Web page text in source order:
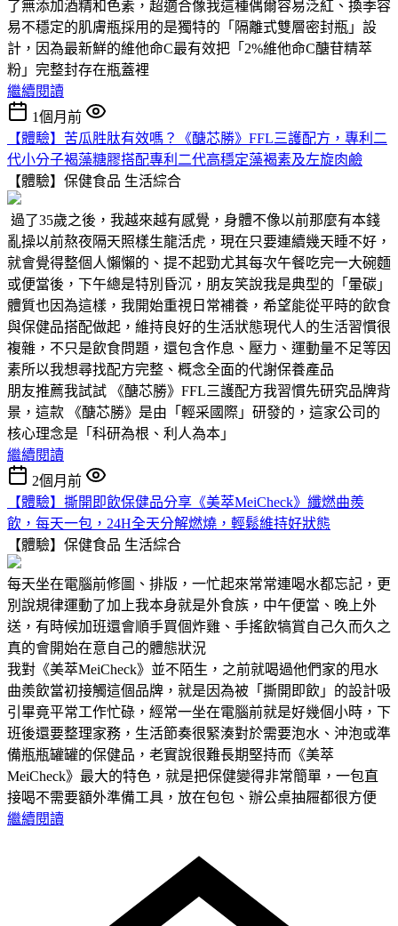
了無添加酒精和色素，超適合像我這種偶爾容易泛紅、換季容
易不穩定的肌膚瓶採用的是獨特的「隔離式雙層密封瓶」設
計，因為最新鮮的維他命C最有效把「2%維他命C醣苷精萃
粉」完整封存在瓶蓋裡
繼續閱讀
1個月前
【體驗】苦瓜胜肽有效嗎？《醣芯勝》FFL三護配方，專利二
代小分子褐藻糖膠搭配專利二代高穩定藻褐素及左旋肉鹼
【體驗】保健食品 生活綜合
過了35歲之後，我越來越有感覺，身體不像以前那麼有本錢
亂操以前熬夜隔天照樣生龍活虎，現在只要連續幾天睡不好，
就會覺得整個人懶懶的、提不起勁尤其每次午餐吃完一大碗麵
或便當後，下午總是特別昏沉，朋友笑說我是典型的「暈碳」
體質也因為這樣，我開始重視日常補養，希望能從平時的飲食
與保健品搭配做起，維持良好的生活狀態現代人的生活習慣很
複雜，不只是飲食問題，還包含作息、壓力、運動量不足等因
素所以我想尋找配方完整、概念全面的代謝保養產品
朋友推薦我試試 《醣芯勝》FFL三護配方我習慣先研究品牌背
景，這款 《醣芯勝》是由「輕采國際」研發的，這家公司的
核心理念是「科研為根、利人為本」
繼續閱讀
2個月前
【體驗】撕開即飲保健品分享《美萃MeiCheck》纖燃曲羨
飲，每天一包，24H全天分解燃燒，輕鬆維持好狀態
【體驗】保健食品 生活綜合
每天坐在電腦前修圖、排版，一忙起來常常連喝水都忘記，更
別說規律運動了加上我本身就是外食族，中午便當、晚上外
送，有時候加班還會順手買個炸雞、手搖飲犒賞自己久而久之
真的會開始在意自己的體態狀況
我對《美萃MeiCheck》並不陌生，之前就喝過他們家的甩水
曲羨飲當初接觸這個品牌，就是因為被「撕開即飲」的設計吸
引畢竟平常工作忙碌，經常一坐在電腦前就是好幾個小時，下
班後還要整理家務，生活節奏很緊湊對於需要泡水、沖泡或準
備瓶瓶罐罐的保健品，老實說很難長期堅持而《美萃
MeiCheck》最大的特色，就是把保健變得非常簡單，一包直
接喝不需要額外準備工具，放在包包、辦公桌抽屜都很方便
繼續閱讀